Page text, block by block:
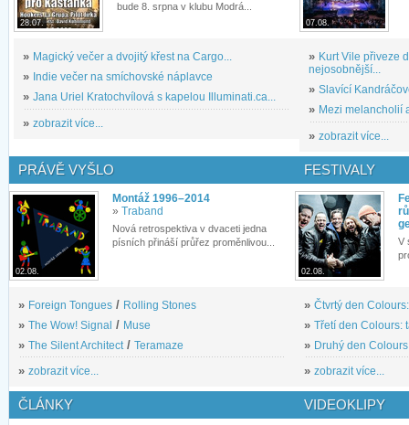
28.07.
bude 8. srpna v klubu Modrá...
» Magický večer a dvojitý křest na Cargo...
» Indie večer na smíchovské náplavce
» Jana Uriel Kratochvílová s kapelou Illuminati.ca...
» zobrazit více...
07.08.
» Kurt Vile přiveze
nejosobnější...
» Slavící
» Mezi melancholií
» zobrazit více...
PRÁVĚ VYŠLO
02.08.
Montáž 1996–2014
» Traband
Nová retrospektiva v dvaceti jedna
písních přináší průřez proměnlivou...
» Foreign Tongues / Rolling Stones
» The Wow! Signal / Muse
» The Silent Architect / Teramaze
» zobrazit více...
FESTIVALY
02.08.
V
» Čtvrtý den
» Třetí den Colours:
» Druhý den
» zobrazit více...
ČLÁNKY VIDEOKLIPY